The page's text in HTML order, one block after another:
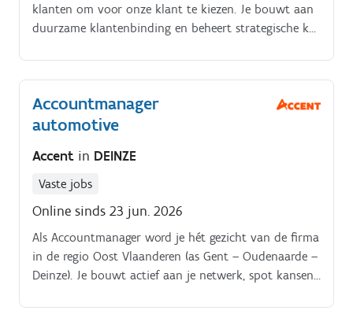
advies Opbouwen van duurzame klantenrelaties op
lange termijn Opvolgen van klanttevredenheid en
CRM Geven van productopleidingen aan klanten en
winkelmedewerkers Aanwezig zijn op opendeurdagen,
klantenevents en adviessessies Actief bijdragen aan de
aan de Sales Manager
klanten om voor onze klant te kiezen. Je bouwt aan
duurzame klantenbinding en beheert strategische key
werkt nauw samen met de lokale teams
Accountmanager
automotive
Accent in DEINZE
Vaste jobs
Online sinds 23 jun. 2026
Als Accountmanager word je hét gezicht van de firma
in de regio Oost Vlaanderen (as Gent – Oudenaarde –
Deinze). Je bouwt actief aan je netwerk, spot kansen